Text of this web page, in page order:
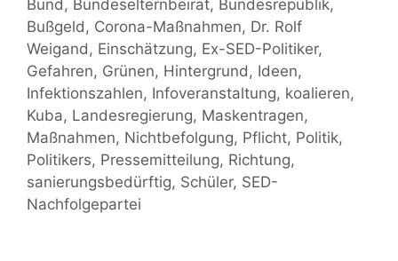
Bund , Bundeselternbeirat, Bundesrepublik,
Bußgeld , Corona-Maßnahmen, Dr. Rolf
Weigand , Einschätzung, Ex-SED-Politiker,
Gefahren, Grünen, Hintergrund , Ideen,
Infektionszahlen, Infoveranstaltung, koalieren,
Kuba, Landesregierung, Maskentragen,
Maßnahmen, Nichtbefolgung, Pflicht, Politik,
Politikers, Pressemitteilung, Richtung,
sanierungsbedürftig, Schüler, SED-
Nachfolgepartei